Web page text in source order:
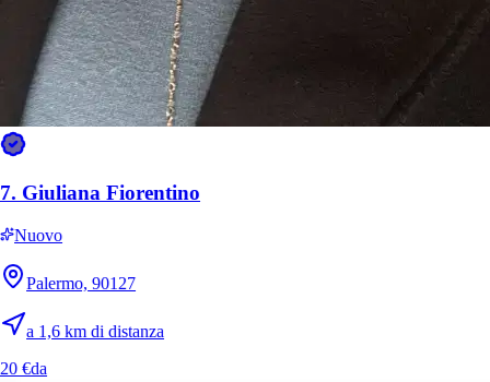
11. Aurora
Nuovo
7. Giuliana Fiorentino
Nuovo
Palermo, 90127
a 1,6 km di distanza
20 €da